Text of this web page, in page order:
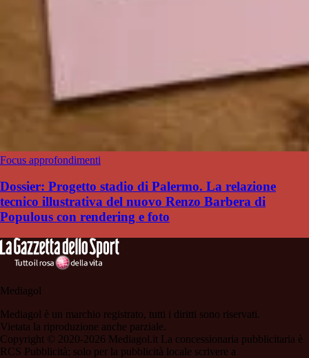
Focus approfondimenti
Dossier: Progetto stadio di Palermo. La relazione
tecnico illustrativa del nuovo Renzo Barbera di
Populous con rendering e foto
Mediagol
Mediagol è un marchio registrato, tutti i diritti sono riservati.
Vietata la riproduzione anche parziale.
Copyright © 2020-2026 Mediagol.it La concessionaria pubblicitaria è
RCS Pubblicità; solo per la pubblicità locale scrivere a